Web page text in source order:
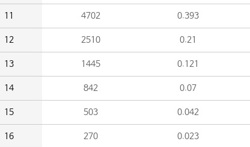
11 4702 0.393
12 2510 0.21
13 1445 0.121
14 842 0.07
15 503 0.042
16 270 0.023